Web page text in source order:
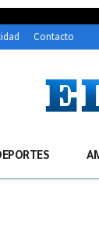
Contacto